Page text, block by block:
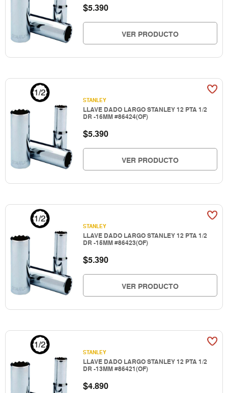
$5.390
VER PRODUCTO
STANLEY
LLAVE DADO LARGO STANLEY 12 PTA 1/2
DR -16MM #86424(OF)
$5.390
VER PRODUCTO
STANLEY
LLAVE DADO LARGO STANLEY 12 PTA 1/2
DR -15MM #86423(OF)
$5.390
VER PRODUCTO
STANLEY
LLAVE DADO LARGO STANLEY 12 PTA 1/2
DR -13MM #86421(OF)
$4.890